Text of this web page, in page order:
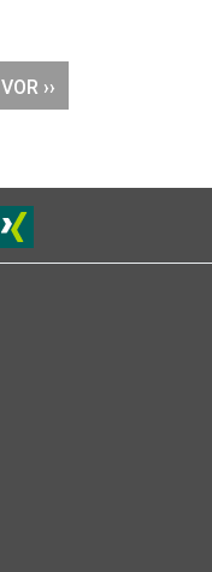
NÄCHSTE
SEITE
VOR ››